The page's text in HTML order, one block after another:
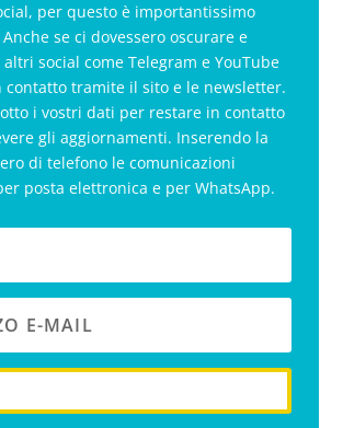
per questo è importantissimo
se ci dovessero oscurare e
social come Telegram e YouTube
contatto tramite il sito e le newsletter.
i vostri dati per restare in contatto
gli aggiornamenti. Inserendo la
di telefono le comunicazioni
posta elettronica e per WhatsApp.